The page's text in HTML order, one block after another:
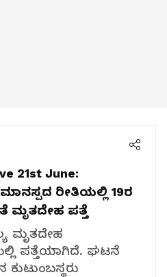
21st June:
ರೀತಿಯಲ್ಲಿ 19ರ
ಪತ್ತೆ
ಮೃತದೇಹ
ಪತ್ತೆಯಾಗಿದೆ. ಘಟನೆ